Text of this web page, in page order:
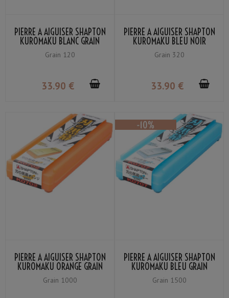
PIERRE À AIGUISER SHAPTON
KUROMAKU BLANC GRAIN
#120
Grain 120
33.90 €
PIERRE À AIGUISER SHAPTON
KUROMAKU BLEU NOIR
GRAIN #320
Grain 320
33.90 €
PIERRE À AIGUISER SHAPTON
KUROMAKU ORANGE GRAIN
#1000
Grain 1000
PIERRE À AIGUISER SHAPTON
KUROMAKU BLEU GRAIN
#1500
Grain 1500